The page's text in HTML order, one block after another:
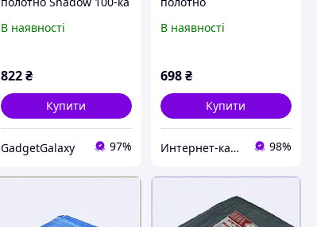
88612H9H6
В наявності
822 ₴
Купити
GadgetGalaxy 97%
притінення саду,
В наявності
698₴
Купити
Интер​​нет-кат​алог с​​ки​​док "Модна Лавка" 98%